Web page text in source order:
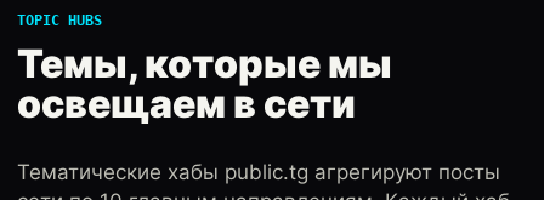
TOPIC HUBS
Темы, которые мы
освещаем в сети
Тематические хабы public.tg агрегируют посты